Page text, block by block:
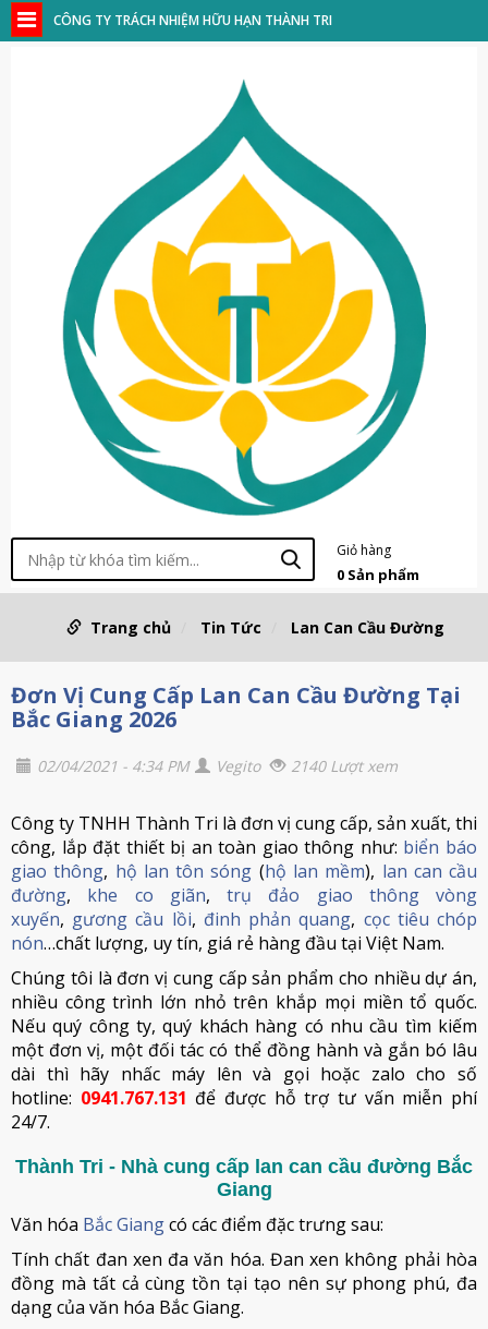
CÔNG TY TRÁCH NHIỆM HỮU HẠN THÀNH TRI
Giỏ hàng
0 Sản phẩm
Trang chủ Tin Tức Lan Can Cầu Đường
Đơn Vị Cung Cấp Lan Can Cầu Đường Tại
Bắc Giang 2026
02/04/2021 - 4:34 PM Vegito 2140 Lượt xem
Công ty TNHH Thành Tri là đơn vị cung cấp, sản xuất, thi
công, lắp đặt thiết bị an toàn giao thông như: biển báo
giao thông, hộ lan tôn sóng (hộ lan mềm), lan can cầu
đường, khe co giãn, trụ đảo giao thông vòng
xuyến, gương cầu lồi, đinh phản quang, cọc tiêu chóp
nón…chất lượng, uy tín, giá rẻ hàng đầu tại Việt Nam.
Chúng tôi là đơn vị cung cấp sản phẩm cho nhiều dự án,
nhiều công trình lớn nhỏ trên khắp mọi miền tổ quốc.
Nếu quý công ty, quý khách hàng có nhu cầu tìm kiếm
một đơn vị, một đối tác có thể đồng hành và gắn bó lâu
dài thì hãy nhấc máy lên và gọi hoặc zalo cho số
hotline: 0941.767.131 để được hỗ trợ tư vấn miễn phí
24/7.
Thành Tri - Nhà cung cấp lan can cầu đường Bắc
Giang
Văn hóa Bắc Giangcó các điểm đặc trưng sau:
Tính chất đan xen đa văn hóa. Đan xen không phải hòa
đồng mà tất cả cùng tồn tại tạo nên sự phong phú, đa
dạng của văn hóa Bắc Giang.